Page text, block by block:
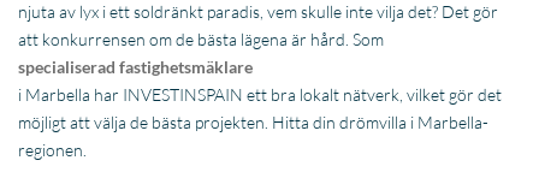
njuta av lyx i ett soldränkt paradis, vem skulle inte vilja det? Det gör
att konkurrensen om de bästa lägena är hård. Som
specialiserad fastighetsmäklare
i Marbella har INVESTINSPAIN ett bra lokalt nätverk, vilket gör det
möjligt att välja de bästa projekten. Hitta din drömvilla i Marbella-
regionen.